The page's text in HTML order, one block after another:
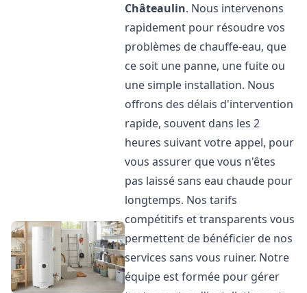
Châteaulin. Nous intervenons
rapidement pour résoudre vos
problèmes de chauffe-eau, que
ce soit une panne, une fuite ou
une simple installation. Nous
offrons des délais d'intervention
rapide, souvent dans les 2
heures suivant votre appel, pour
vous assurer que vous n'êtes
pas laissé sans eau chaude pour
longtemps. Nos tarifs
compétitifs et transparents vous
permettent de bénéficier de nos
services sans vous ruiner. Notre
équipe est formée pour gérer